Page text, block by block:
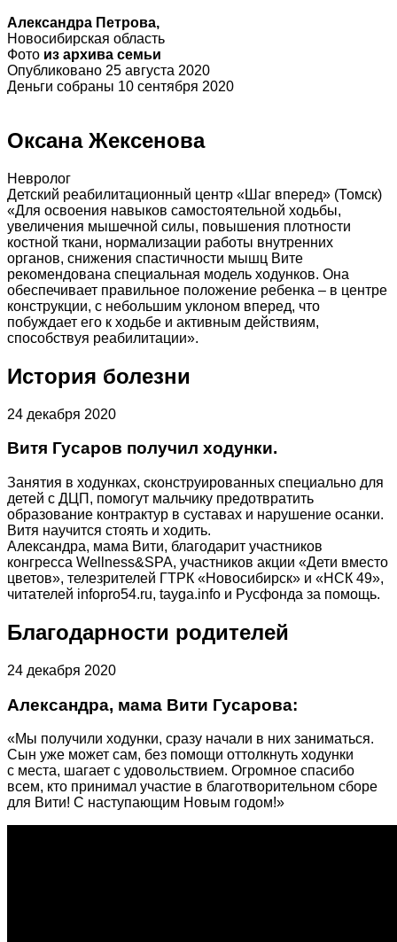
Александра Петрова,
Новосибирская область
Фото из архива семьи
Опубликовано 25 августа 2020
Деньги собраны 10 сентября 2020
Оксана Жексенова
Невролог
Детский реабилитационный центр «Шаг вперед» (Томск)
«Для освоения навыков самостоятельной ходьбы,
увеличения мышечной силы, повышения плотности
костной ткани, нормализации работы внутренних
органов, снижения спастичности мышц Вите
рекомендована специальная модель ходунков. Она
обеспечивает правильное положение ребенка – в центре
конструкции, с небольшим уклоном вперед, что
побуждает его к ходьбе и активным действиям,
способствуя реабилитации».
История болезни
24 декабря 2020
Витя Гусаров получил ходунки.
Занятия в ходунках, сконструированных специально для
детей с ДЦП, помогут мальчику предотвратить
образование контрактур в суставах и нарушение осанки.
Витя научится стоять и ходить.
Александра, мама Вити, благодарит участников
конгресса Wellness&SPA, участников акции «Дети вместо
цветов», телезрителей ГТРК «Новосибирск» и «НСК 49»,
читателей infopro54.ru, tayga.info и Русфонда за помощь.
Благодарности родителей
24 декабря 2020
Александра, мама Вити Гусарова:
«Мы получили ходунки, сразу начали в них заниматься.
Сын уже может сам, без помощи оттолкнуть ходунки
с места, шагает с удовольствием. Огромное спасибо
всем, кто принимал участие в благотворительном сборе
для Вити! С наступающим Новым годом!»